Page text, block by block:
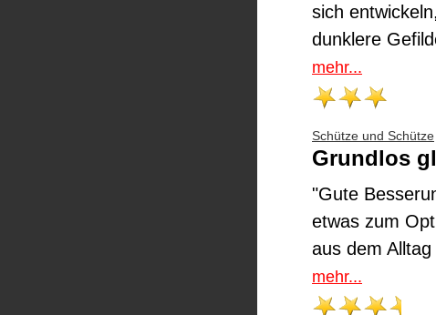
sich
dunklere
mehr...
Schütze und Schütze
Grundlos
"Gute
etwas zum
aus dem
mehr...